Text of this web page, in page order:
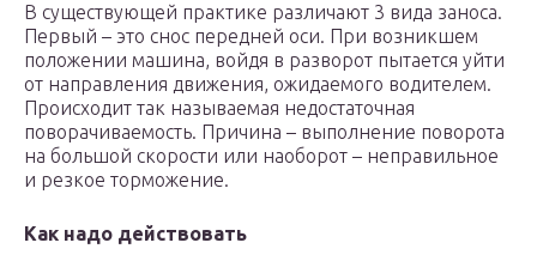
В существующей практике различают 3 вида заноса.
Первый – это снос передней оси. При возникшем
положении машина, войдя в разворот пытается уйти
от направления движения, ожидаемого водителем.
Происходит так называемая недостаточная
поворачиваемость. Причина – выполнение поворота
на большой скорости или наоборот – неправильное
и резкое торможение.
Как надо действовать